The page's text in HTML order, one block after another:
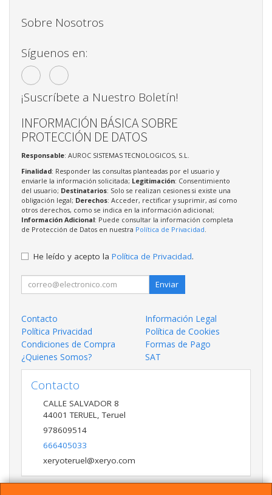
Sobre Nosotros
Síguenos en:
¡Suscríbete a Nuestro Boletín!
INFORMACIÓN BÁSICA SOBRE
PROTECCIÓN DE DATOS
Responsable: AUROC SISTEMAS TECNOLOGICOS, S.L.
Finalidad: Responder las consultas planteadas por el usuario y
enviarle la información solicitada; Legitimación: Consentimiento
del usuario; Destinatarios: Solo se realizan cesiones si existe una
obligación legal; Derechos: Acceder, rectificar y suprimir, así como
otros derechos, como se indica en la información adicional;
Información Adicional: Puede consultar la información completa
de Protección de Datos en nuestra Política de Privacidad.
He leído y acepto la Política de Privacidad.
Enviar
Contacto
Información Legal
Política Privacidad
Política de Cookies
Condiciones de Compra
Formas de Pago
¿Quienes Somos?
SAT
Contacto
CALLE SALVADOR 8
44001 TERUEL,Teruel
978609514
666405033
xeryoteruel@xeryo.com